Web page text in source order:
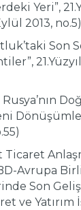
Yeri”,
2013,
Son
Rusya’nın
Ticaret
Avrupa
Son
ve Yatırım